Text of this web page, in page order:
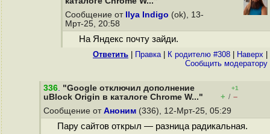
Сообщение от Ilya Indigo (ok), 13-
Мрт-25, 20:58
На Яндекс почту зайди.
Ответить Правка| К родителю #308 Наверх
Cообщить модератору
336. "Google отключил дополнение
uBlock Origin в каталоге Chrome W..."
+1
+ / –
Сообщение от Аноним (336), 12-Мрт-25, 05:29
Пару сайтов открыл — разница радикальная.